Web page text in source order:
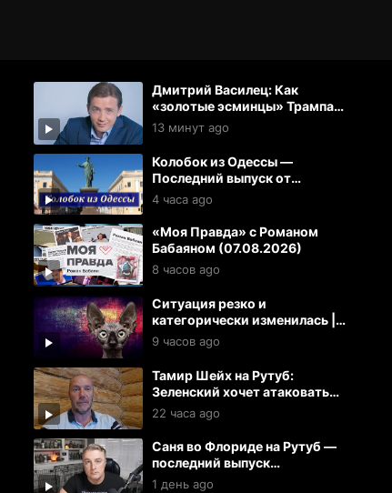
Дмитрий Василец: Как
«золотые эсминцы» Трампа
уничтожают США
13 минут ago
Колобок из Одессы —
Последний выпуск от
07.08.2026
4 часа ago
«Моя Правда» с Романом
Бабаяном (07.08.2026)
8 часов ago
Ситуация резко и
категорически изменилась |
Кот Костян
9 часов ago
Тамир Шейх на Рутуб:
Зеленский хочет атаковать
Литву.
22 часа ago
Саня во Флориде на Рутуб —
последний выпуск
(06.08.2026)
1 день ago